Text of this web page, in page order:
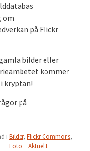
om
på Flickr
bilder eller
kommer
i kryptan!
på
i Bilder, Flickr Commons,
Foto
Aktuellt